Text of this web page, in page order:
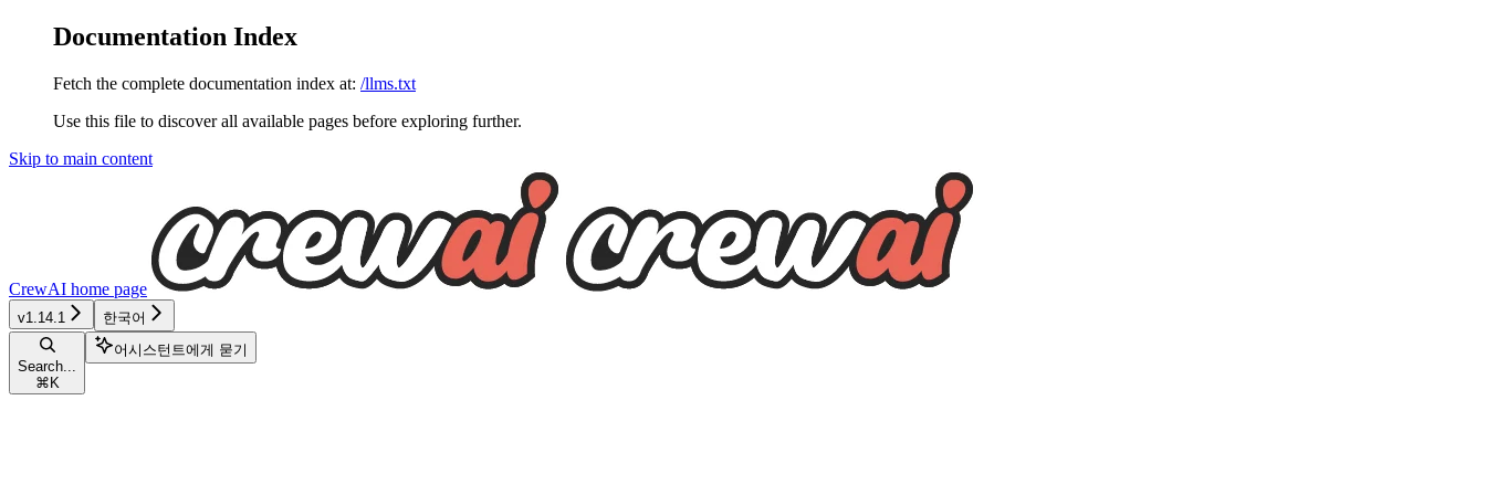
Documentation Index
Fetch the complete documentation index at: /llms.txt
Use this file to discover all available pages before exploring further.
Skip to main content
CrewAI home page
v1.14.1 한국어
Search...
⌘ K
어시스턴트에게 묻기